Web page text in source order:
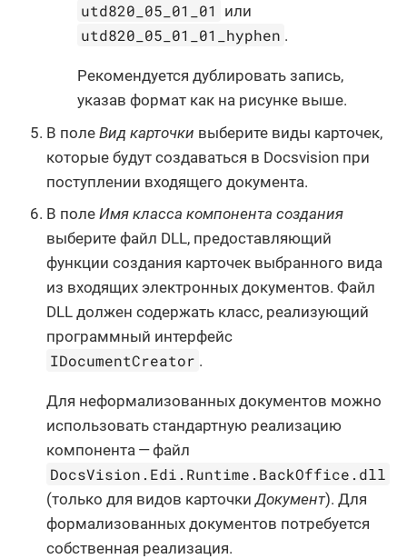
utd820_05_01_01 или
utd820_05_01_01_hyphen .
Рекомендуется дублировать запись,
указав формат как на рисунке выше.
В поле Вид карточки выберите виды карточек,
которые будут создаваться в Docsvision при
поступлении входящего документа.
В поле Имя класса компонента создания
выберите файл DLL, предоставляющий
функции создания карточек выбранного вида
из входящих электронных документов. Файл
DLL должен содержать класс, реализующий
программный интерфейс
IDocumentCreator .
Для неформализованных документов можно
использовать стандартную реализацию
компонента — файл
DocsVision.Edi.Runtime.BackOffice.dll
(только для видов карточкиДокумент). Для
формализованных документов потребуется
собственная реализация.